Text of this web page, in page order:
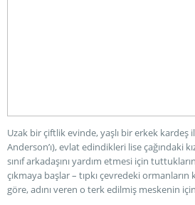
Uzak bir çiftlik evinde, yaşlı bir erkek kardeş
Anderson’ı), evlat edindikleri lise çağındaki
sınıf arkadaşını yardım etmesi için
çıkmaya başlar – tıpkı çevredeki
göre, adını veren o terk edilmiş meskenin